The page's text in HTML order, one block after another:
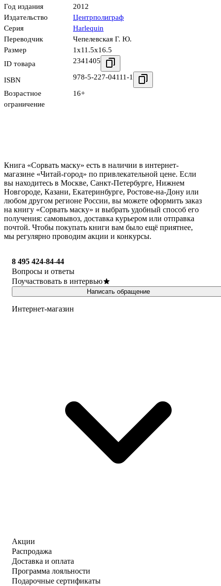
Год издания
2012
Издательство
Центрполиграф
Серия
Harlequin
Переводчик
Чепелевская Г. Ю.
Размер
1x11.5x16.5
ID товара
2341405
ISBN 978-5-227-04111-1
Возрастное
ограничение
16+
Книга «Сорвать маску» есть в наличии в интернет-
магазине «Читай-город» по привлекательной цене. Если
вы находитесь в Москве, Санкт-Петербурге, Нижнем
Новгороде, Казани, Екатеринбурге, Ростове-на-Дону или
любом другом регионе России, вы можете оформить заказ
на книгу «Сорвать маску» и выбрать удобный способ его
получения: самовывоз, доставка курьером или отправка
почтой. Чтобы покупать книги вам было ещё приятнее,
мы регулярно проводим акции и конкурсы.
8 495 424-84-44
Вопросы и ответы
Поучаствовать в интервью
Написать обращение
Интернет-магазин
Акции
Распродажа
Доставка и оплата
Программа лояльности
Подарочные сертификаты